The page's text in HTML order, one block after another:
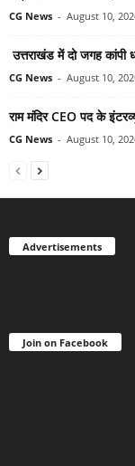
CG News - August 10,
उत्तराखंड में दो जगह
CG News - August 10,
राम मंदिर CEO पद के
CG News - August 10,
Advertisements
Join on Facebook